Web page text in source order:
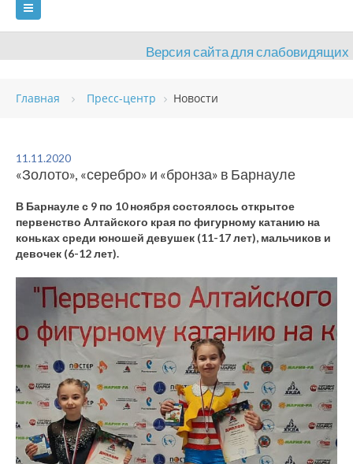
Версия сайта для слабовидящих
ГЛАВНАЯ
ВИДЫ СПОРТА
ОЦЕНКА КАЧЕСТВА ОБРАЗОВАНИЯ ВАКАНСИИ
ПЛАТНЫЕ УСЛУГИ
Главная Пресс-центр Новости
11.11.2020
«Золото», «серебро» и «бронза» в Барнауле
В Барнауле с 9 по 10 ноября состоялось открытое
первенство Алтайского края по фигурному катанию на
коньках среди юношей девушек (11-17 лет), мальчиков и
девочек (6-12 лет).